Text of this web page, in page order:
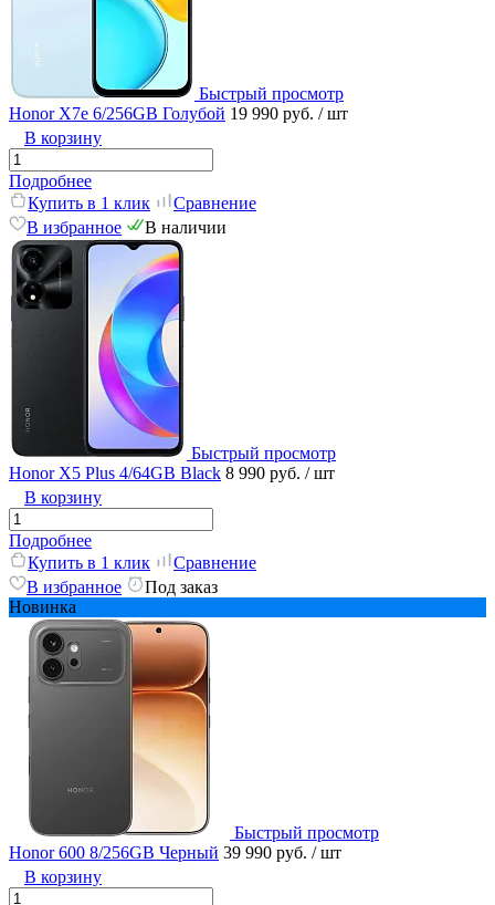
Быстрый просмотр
Honor X7е 6/256GB Голубой 19 990 руб. / шт
В корзину
Подробнее
Купить в 1 клик
Сравнение
В избранное
В наличии
Быстрый просмотр
Honor X5 Plus 4/64GB Black 8 990 руб. / шт
В корзину
Подробнее
Купить в 1 клик
Сравнение
В избранное
Под заказ
Новинка
Быстрый просмотр
Honor 600 8/256GB Черный 39 990 руб. / шт
В корзину